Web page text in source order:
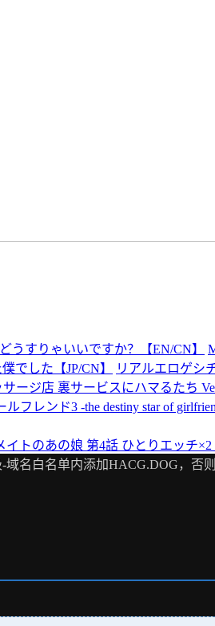
うすりゃいいですか？【EN/CN】
でした【JP/CN】 リアルエロゲシ
ージ店 裏サービスにハマるたち
フレンド3 -the destiny star of
トのあの娘 第4話 ひとりエッチ×2
名白名单内添加HACG.DOG，否则